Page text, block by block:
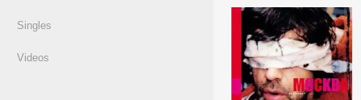
Singles
Videos